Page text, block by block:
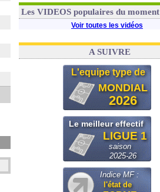
31/07 FIFA: le conseiller d'Infantino démissionne !
Les VIDEOS populaires du moment
Voir toutes les vidéos
A SUIVRE
L'equipe type de
MONDIAL
2026
Le meilleur effectif
LIGUE 1
saison
2025-26
Indice MF :
l'état de